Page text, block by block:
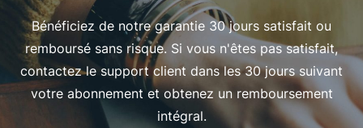
Bénéficiez de notre garantie 30 jours satisfait ou
remboursé sans risque. Si vous n'êtes pas satisfait,
contactez le support client dans les 30 jours suivant
votre abonnement et obtenez un remboursement
intégral.